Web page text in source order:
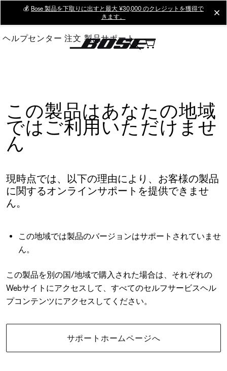
Main
💰 Bose 製品を下取りに出すと最大 ¥30,000 のクレジットを獲得で
きます。
ヘルプセンター 注文 製品サポート
この製品はあなたの地域
ではご利用いただけませ
ん
現時点では、以下の理由により、お客様の製品
に関するオンラインサポートを提供できませ
ん。
この地域では製品のバージョンはサポートされていませ
ん。
この製品を別の国/地域で購入された場合は、それぞれの
Webサイトにアクセスして、すべてのセルフサービスヘル
プコンテンツにアクセスしてください。
サポートホームページへ